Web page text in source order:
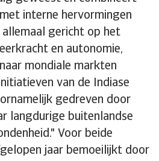
interne hervormingen
gericht op het
en autonomie,
mondiale markten
van de Indiase
gedreven door
langdurige buitenlandse
Voor beide
jaar bemoeilijkt door